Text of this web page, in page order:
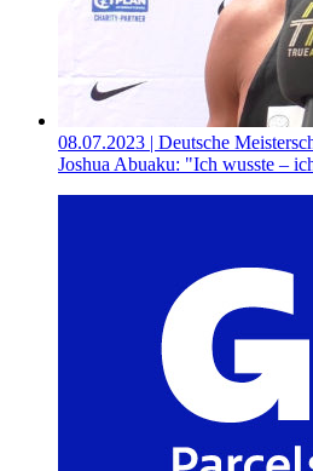
08.07.2023 | Deutsche
Joshua Abuaku: "Ich wusste –